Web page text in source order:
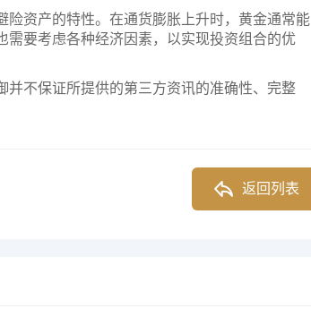
资产的特性。在通货膨胀上升时，黄金通常能
要考虑各种经济因素，以实现投资组合的优
并不保证所提供的第三方资讯的准确性、完整
返回列表